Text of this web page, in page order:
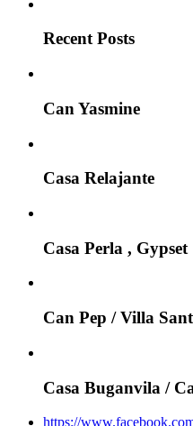
Recent Posts
Can Yasmine
Casa Relajante
Casa Perla , Gypset
Can Pep / Villa
Casa Buganvila /
https://